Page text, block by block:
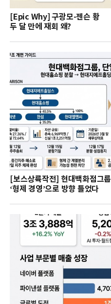
[Epic Why] 구광모-젠슨 황
두 달 만에 재회 왜?
[보스상륙작전] 현대백화점그룹
‘형제 경영’으로 방향 틀었다